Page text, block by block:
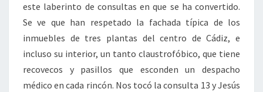
este laberinto de consultas en que se ha convertido.
Se ve que han respetado la fachada típica de los
inmuebles de tres plantas del centro de Cádiz, e
incluso su interior, un tanto claustrofóbico, que tiene
recovecos y pasillos que esconden un despacho
médico en cada rincón. Nos tocó la consulta 13 y Jesús